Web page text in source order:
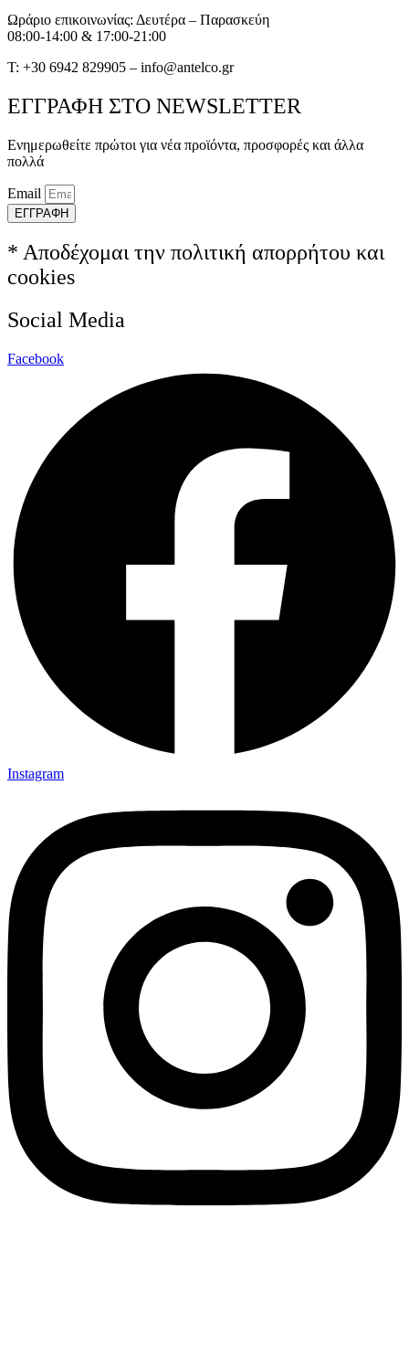
Ωράριο επικοινωνίας: Δευτέρα – Παρασκεύη
08:00-14:00 & 17:00-21:00
T: +30 6942 829905 – info@antelco.gr
ΕΓΓΡΑΦΗ ΣΤΟ NEWSLETTER
Ενημερωθείτε πρώτοι για νέα προϊόντα, προσφορές και άλλα
πολλά
Email
ΕΓΓΡΑΦΗ
* Αποδέχομαι την πολιτική απορρήτου και
cookies
Social Media
Facebook
Instagram